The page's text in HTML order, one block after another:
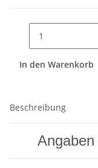
In den Warenkorb
Beschreibung